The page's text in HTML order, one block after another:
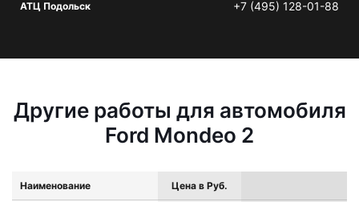
АТЦ Подольск +7 (495) 128-01-88
Другие работы для автомобиля
Ford Mondeo 2
Наименование Цена в Руб.